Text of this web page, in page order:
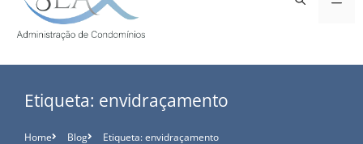
Etiqueta: envidraçamento
Home Blog Etiqueta: envidraçamento